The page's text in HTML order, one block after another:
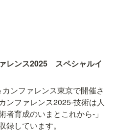
レンス2025　スペシャルイ
ンファレンス東京で開催さ
ンファレンス2025‐技術は人
育成のいまとこれから‐」
しています。